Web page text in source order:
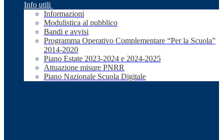
Info utili
Informazioni
Modulistica al pubblico
Bandi e avvisi
Programma Operativo Complementare “Per la Scuola”
2014-2020
Piano Estate 2023-2024 e 2024-2025
Attuazione misure PNRR
Piano Nazionale Scuola Digitale